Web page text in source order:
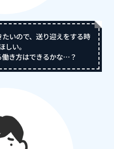
いので、送り迎えをする時
しい。
き方はできるかな…？